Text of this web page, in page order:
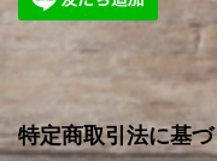
特定商取引法に基